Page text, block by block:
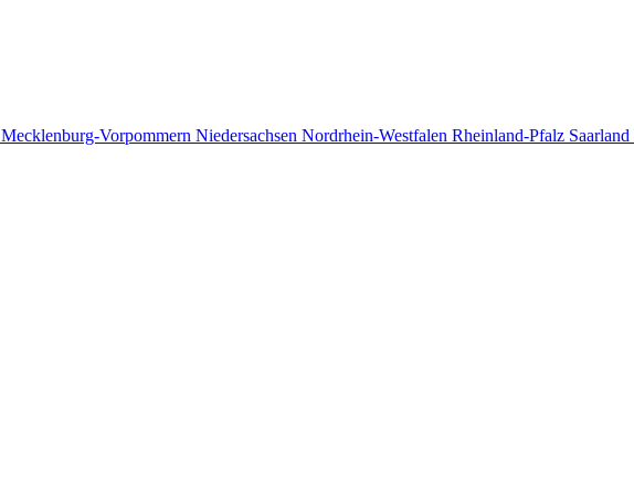
Mecklenburg-Vorpommern Niedersachsen Nordrhein-Westfalen Rheinland-Pfalz Saarland